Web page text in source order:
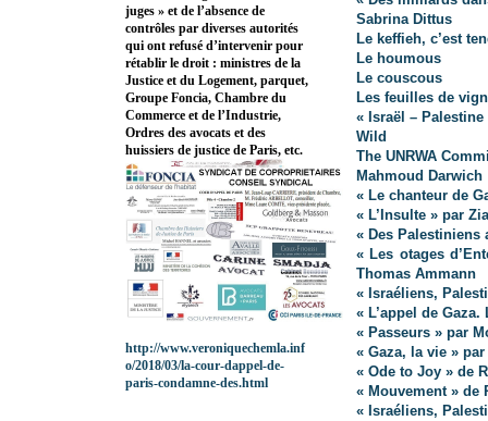
Sabrina Dittus
Le keffieh, c’est
Le houmous
Le couscous
Les feuilles de
« Israël –
Wild
The UNRWA
Mahmoud Darwich
« Le chanteur de
« L’Insulte » par
« Des Palestiniens
« Les otages
Thomas Ammann
« Israéliens,
« L’appel de
« Passeurs » par
« Gaza, la vie »
« Ode to Joy » de
« Mouvement » de
« Israéliens,
juges » et de l’absence de
contrôles par diverses autorités
qui ont refusé d’intervenir pour
rétablir le droit : ministres de la
Justice et du Logement, parquet,
Groupe Foncia, Chambre du
Commerce et de l’Industrie,
Ordres des avocats et des
huissiers de justice de Paris, etc.
http://www.veroniquechemla.inf
o/2018/03/la-cour-dappel-de-
paris-condamne-des.html